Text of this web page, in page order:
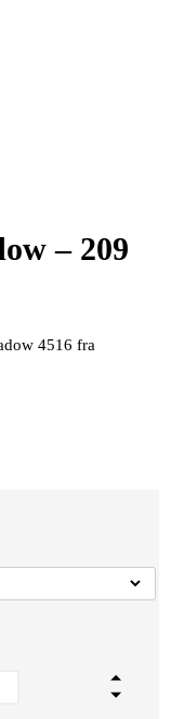
– 209
4516 fra